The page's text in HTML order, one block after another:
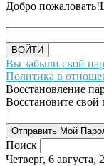
Добро пожаловать!
Вы забыли свой
Политика в
Восстановление
Восстановите свой
Поиск
Четверг, 6 августа,